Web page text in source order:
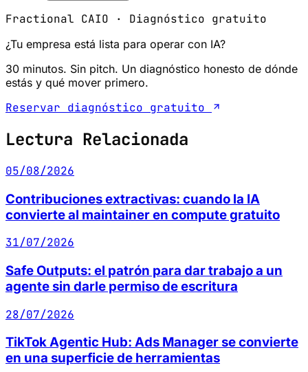
Fractional CAIO · Diagnóstico gratuito
¿Tu empresa está lista para operar con IA?
30 minutos. Sin pitch. Un diagnóstico honesto de dónde
estás y qué mover primero.
Reservar diagnóstico gratuito
Lectura Relacionada
05/08/2026
Contribuciones extractivas: cuando la IA
convierte al maintainer en compute gratuito
31/07/2026
Safe Outputs: el patrón para dar trabajo a un
agente sin darle permiso de escritura
28/07/2026
TikTok Agentic Hub: Ads Manager se convierte
en una superficie de herramientas